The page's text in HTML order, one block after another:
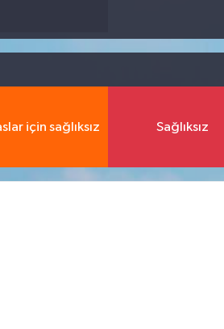
için sağlıksız Sağlıksız